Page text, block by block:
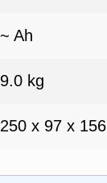
~ Ah
9.0 kg
250 x 97 x 156